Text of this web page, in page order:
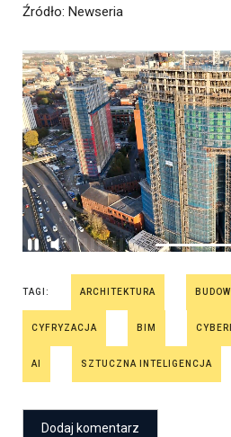
Źródło: Newseria
TAGI: ARCHITEKTURA
CYFRYZACJA BIM
AI SZTUCZNA INTELIGENCJA